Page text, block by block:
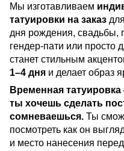
Мы изготавливаем
татуировки на заказ
дня рождения, свадьбы,
гендер-пати или просто
станет стильным
1–4 дня и делает образ
Временная
ты хочешь сделать
сомневаешься. Ты
посмотреть как он
и место нанесения